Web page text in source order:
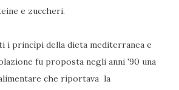
e zuccheri.
i princìpi della dieta mediterranea e
fu proposta negli anni '90 una
che riportava la